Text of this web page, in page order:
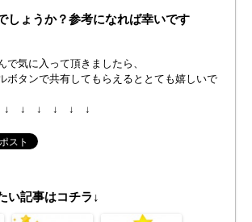
しょうか？参考になれば幸いです
で気に入って頂きましたら、
ボタンで共有してもらえるととても嬉しいで
↓ ↓ ↓ ↓ ↓ ↓
い記事はコチラ↓